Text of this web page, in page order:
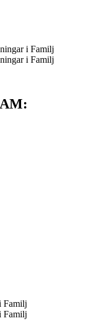
i Familj
i Familj
Familj
Familj